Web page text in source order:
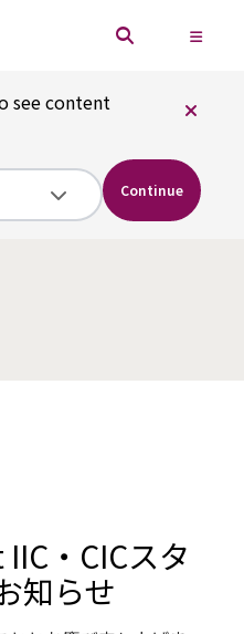
see content
Continue
・CICスタ
知らせ